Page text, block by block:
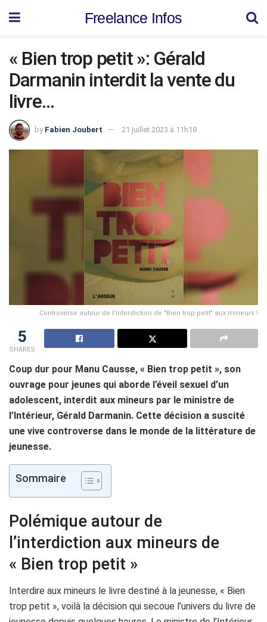
Freelance Infos
« Bien trop petit »: Gérald
Darmanin interdit la vente du
livre…
by Fabien Joubert 21 juillet 2023 à 11h18
Controverse autour de l'interdiction de "Bien trop petit" aux mineurs !
5
SHARES
Coup dur pour Manu Causse, « Bien trop petit », son
ouvrage pour jeunes qui aborde l’éveil sexuel d’un
adolescent, interdit aux mineurs par le ministre de
l’Intérieur, Gérald Darmanin. Cette décision a suscité
une vive controverse dans le monde de la littérature de
jeunesse.
Sommaire
Polémique autour de
l’interdiction aux mineurs de
« Bien trop petit »
Interdire aux mineurs le livre destiné à la jeunesse, « Bien
trop petit », voilà la décision qui secoue l’univers du livre de